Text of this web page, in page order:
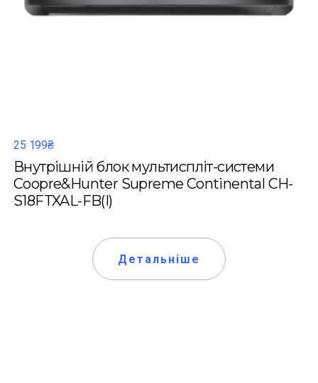
25 199₴
Внутрішній блок мультиспліт-системи
Coopre&Hunter Supreme Continental CH-
S18FTXAL-FB(I)
Детальніше